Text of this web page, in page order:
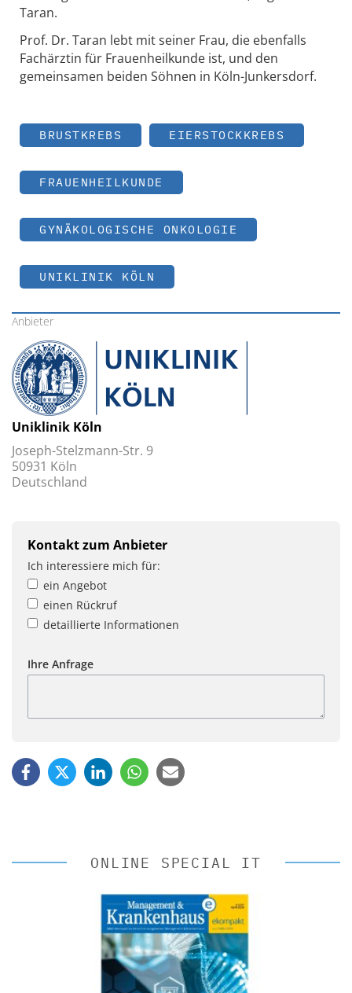
Taran.
Prof. Dr. Taran lebt mit seiner Frau, die ebenfalls
Fachärztin für Frauenheilkunde ist, und den
gemeinsamen beiden Söhnen in Köln-Junkersdorf.
BRUSTKREBS EIERSTOCKKREBS
FRAUENHEILKUNDE
GYNÄKOLOGISCHE ONKOLOGIE
UNIKLINIK KÖLN
Anbieter
Uniklinik Köln
Joseph-Stelzmann-Str. 9
50931 Köln
Deutschland
Kontakt zum Anbieter
Ich interessiere mich für:
ein Angebot
einen Rückruf
detaillierte Informationen
Ihre Anfrage
ONLINE SPECIAL IT